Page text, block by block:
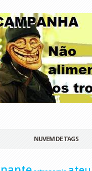
NUVEM DE TAGS